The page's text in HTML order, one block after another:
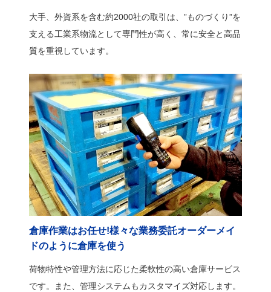
大手、外資系を含む約2000社の取引は、”ものづくり”を
支える工業系物流として専門性が高く、常に安全と高品
質を重視しています。
倉庫作業はお任せ!様々な業務委託オーダーメイ
ドのように倉庫を使う
荷物特性や管理方法に応じた柔軟性の高い倉庫サービス
です。また、管理システムもカスタマイズ対応します。